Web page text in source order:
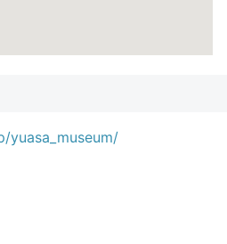
yuasa_museum/